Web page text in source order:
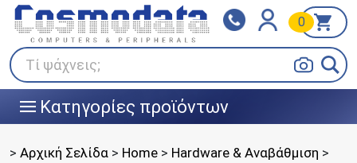
Τί ψάχνεις;
0
||| Κατηγορίες προϊόντων
Klarna
Πληρώστε σε 3
άτοκες δόσεις
BOX NOW
> Αρχική Σελίδα > Home > Hardware & Αναβάθμιση >